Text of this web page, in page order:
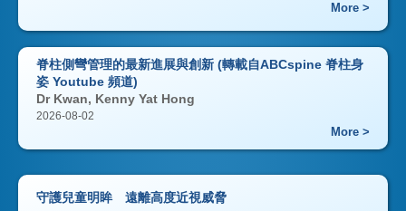
More >
脊柱側彎管理的最新進展與創新 (轉載自ABCspine 脊柱身
姿 Youtube 頻道)
Dr Kwan, Kenny Yat Hong
2026-08-02
More >
守護兒童明眸 遠離高度近視威脅